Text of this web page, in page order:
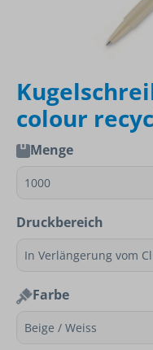
colour
Menge
Druckbereich
Farbe